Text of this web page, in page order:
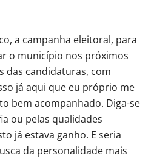
a campanha eleitoral, para
o município nos próximos
das candidaturas, com
já aqui que eu próprio me
bem acompanhado. Diga-se
ou pelas qualidades
já estava ganho. E seria
da personalidade mais